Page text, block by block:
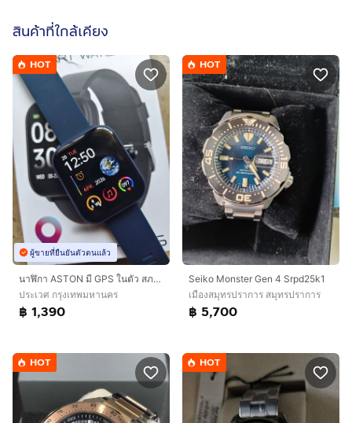
สินค้าที่ใกล้เคียง
HOT
ผู้ขายที่ยืนยันตัวตนแล้ว
นาฬิกา ASTON มี GPS ในตัว สภาพใหม่
ประเวศ กรุงเทพมหานคร
฿ 1,390
HOT
Seiko Monster Gen 4 Srpd25k1
เมืองสมุทรปราการ สมุทรปราการ
฿ 5,700
HOT HOT